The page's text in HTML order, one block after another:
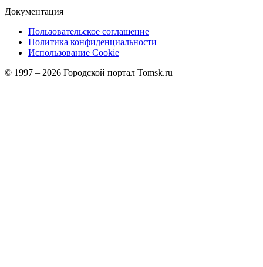
Документация
Пользовательское соглашение
Политика конфиденциальности
Использование Cookie
© 1997 – 2026 Городской портал Tomsk.ru